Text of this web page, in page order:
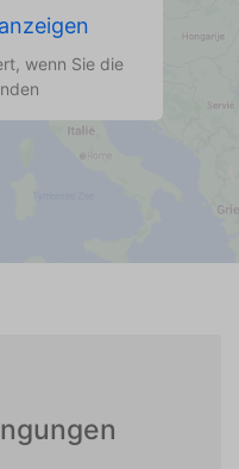
wenn Sie die